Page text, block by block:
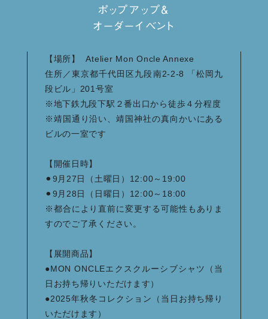
ポップアップ＆
オーダーイベント
【場所】 Atelier Mon Oncle Annexe
住所／東京都千代田区九段南2-2-8 「松岡九
段ビル」201号室
※地下鉄九段下駅２番出口から徒歩４分程度
※靖国通り沿い、靖国神社の真向かいにある
ビルの一室です
【開催日時】
⚫︎9月27日（土曜日）12:00～19:00
⚫︎9月28日（日曜日）12:00～18:00
※都合により直前に変更する可能性もありま
すのでご了承ください。
【展開商品】
●MON ONCLEエクスクルーシブシャツ（当
日お持ち帰りいただけます）
●2025年秋冬コレクション（当日お持ち帰り
いただけます）